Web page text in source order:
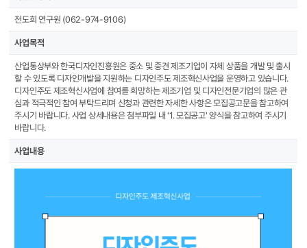
전도희 연구원 (062-974-9106)
사업목적
산업통상부와 한국디자인진흥원은 중소 및 중견 제조기업이 자체 상품을 개발 및 출시
할 수 있도록 디자인개발을 지원하는 디자인주도 제조혁신사업을 운영하고 있습니다.
디자인주도 제조혁신사업에 참여를 희망하는 제조기업 및 디자인전문기업의 많은 관
심과 적극적인 참여 부탁드리며 신청과 관련한 자세한 사항은 모집공고문을 참고하여
주시기 바랍니다. 사업 상세내용은 첨부파일 내 '1. 모집공고' 양식을 참고하여 주시기
바랍니다.
사업내용